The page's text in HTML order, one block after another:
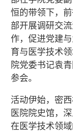
恒的带领下，
部开展调研交
作，促进党建
育与医学技术
院党委书记袁
参会。
活动伊始，密
医院院史馆，
在医学技术领